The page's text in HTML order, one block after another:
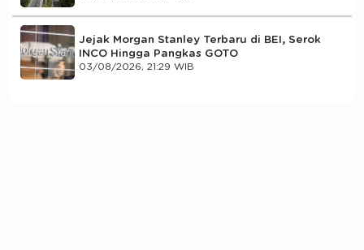
Jejak Morgan Stanley Terbaru di BEI, Serok
INCO Hingga Pangkas GOTO
03/08/2026, 21:29 WIB